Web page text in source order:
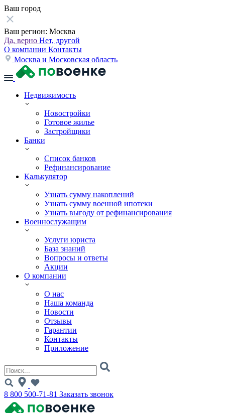
Ваш город
Ваш регион: Москва
Да, верно Нет, другой
О компании Контакты
Москва и Московская область
Недвижимость
Новостройки
Готовое жилье
Застройщики
Банки
Список банков
Рефинансирование
Калькулятор
Узнать сумму накоплений
Узнать сумму военной ипотеки
Узнать выгоду от рефинансирования
Военнослужащим
Услуги юриста
База знаний
Вопросы и ответы
Акции
О компании
О нас
Наша команда
Новости
Отзывы
Гарантии
Контакты
Приложение
8 800 500-71-81 Заказать звонок